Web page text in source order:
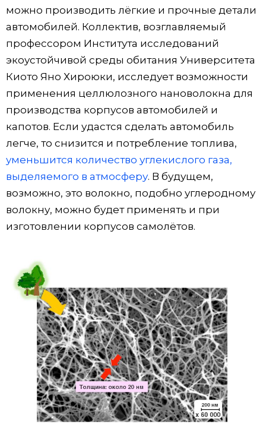
можно производить лёгкие и прочные детали
автомобилей. Коллектив, возглавляемый
профессором Института исследований
экоустойчивой среды обитания Университета
Киото Яно Хироюки, исследует возможности
применения целлюлозного нановолокна для
производства корпусов автомобилей и
капотов. Если удастся сделать автомобиль
легче, то снизится и потребление топлива,
уменьшится количество углекислого газа,
выделяемого в атмосферу. В будущем,
возможно, это волокно, подобно углеродному
волокну, можно будет применять и при
изготовлении корпусов самолётов.